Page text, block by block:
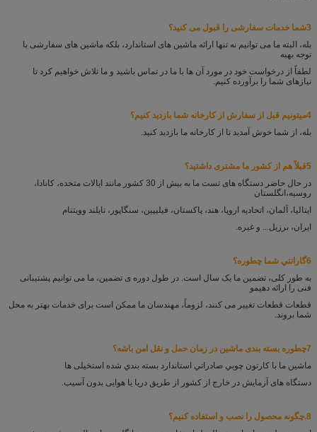
3شما خدمات سفارشی را قبول می کنید؟
بله، البته ما می توانیم نه تنها ارائه ماشین های استاندارد، بلکه ماشین های سفارشی با
توجه بهبه
لطفاً از درخواست خود در مورد آن ها با ما در تماس باشید و ما تلاش خواهیم کرد تا
نیازهای شما را برآورده کنیم.
4ميتونيم قبل از سفارش از کارخانه شما بازدید کنيم؟
بله، از شما خوش آمدید تا از کارخانه ما بازدید کنید.
5قبلاً هم از کشور ما مشتری داشتید؟
در حال حاضر دستگاه های تست ما به بیش از 30 کشور مانند ایالات متحده، کانادا،
روسیه، انگلستان
ایتالیا، آلمان، اتحادیه اروپا، هند، پاکستان، فیلیپین، سنگاپور، تایلند وویتنام
ایران، برزیل... و غیره.
6گارانتي شما چطوره؟
به طور کلی، تضمین ما یک سال است. در طول دوره ی تضمین، ما می توانیم پشتیبانی
فنی را ارائه دهیمو
قطعات قطعات تغییر می کنند، لزوماً، مهندسان ما ممکن است برای خدمات بهتر به محل
شما بروند.
7چطوره بسته بندی ماشین در زمان حمل و نقل امن باشه؟
ماشين ما با کارتون چوبي صادراتي استاندارد بسته بندي شده استخیلی ها
دستگاه های آزمایش در خارج از کشور از طریق دریا یا هوایی بدون آسیب.
8. چگونه محصول را نصب و استفاده کنیم؟